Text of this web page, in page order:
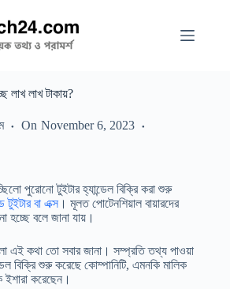
লাখ লাখ টাকায়?
On November 6, 2023
পুরোনো টুইটার হ্যান্ডেল বিক্রি করা শুরু
টুইটার বা এক্স । মূলত পোটেনশিয়াল বায়ারদের
হচ্ছে বলে জানা যায়।
এই কথা তো সবার জানা। সম্প্রতি তথ্য পাওয়া
বিক্রি শুরু করেছে কোম্পানিটি, এমনকি মালিক
করেছেন।